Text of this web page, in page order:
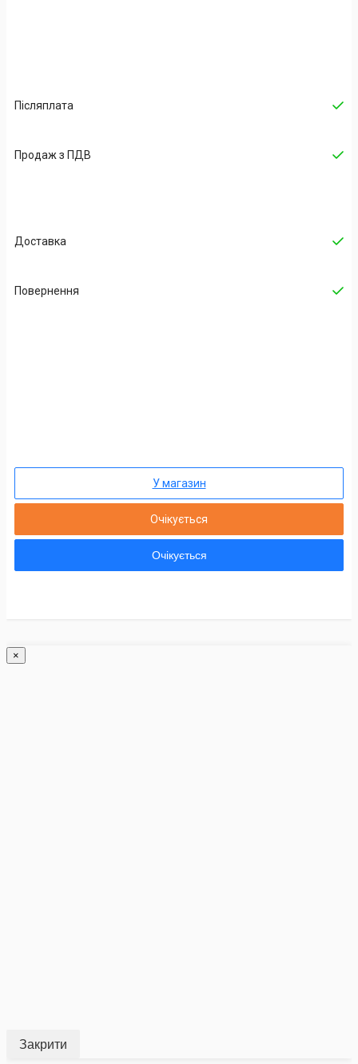
Післяплата
Продаж з ПДВ
Доставка
Повернення
У магазин
Очікується
Очікується
×
Закрити